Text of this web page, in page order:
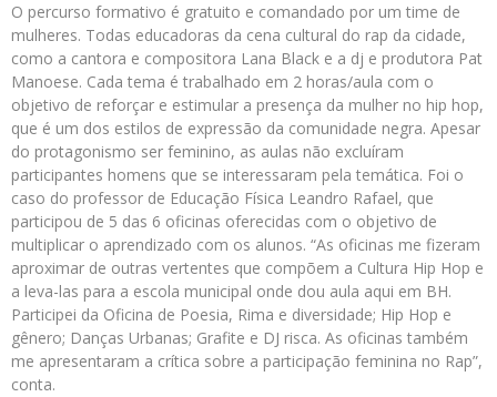
O percurso formativo é gratuito e comandado por um time de
mulheres. Todas educadoras da cena cultural do rap da cidade,
como a cantora e compositora Lana Black e a dj e produtora Pat
Manoese. Cada tema é trabalhado em 2 horas/aula com o
objetivo de reforçar e estimular a presença da mulher no hip hop,
que é um dos estilos de expressão da comunidade negra. Apesar
do protagonismo ser feminino, as aulas não excluíram
participantes homens que se interessaram pela temática. Foi o
caso do professor de Educação Física Leandro Rafael, que
participou de 5 das 6 oficinas oferecidas com o objetivo de
multiplicar o aprendizado com os alunos. “As oficinas me fizeram
aproximar de outras vertentes que compõem a Cultura Hip Hop e
a leva-las para a escola municipal onde dou aula aqui em BH.
Participei da Oficina de Poesia, Rima e diversidade; Hip Hop e
gênero; Danças Urbanas; Grafite e DJ risca. As oficinas também
me apresentaram a crítica sobre a participação feminina no Rap”,
conta.